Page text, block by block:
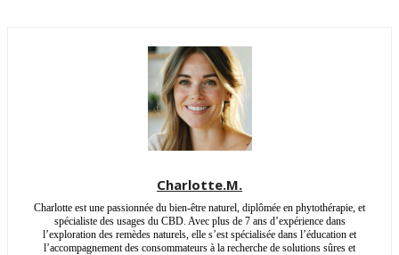
Charlotte.M.
Charlotte est une passionnée du bien-être naturel, diplômée en phytothérapie, et
spécialiste des usages du CBD. Avec plus de 7 ans d’expérience dans
l’exploration des remèdes naturels, elle s’est spécialisée dans l’éducation et
l’accompagnement des consommateurs à la recherche de solutions sûres et